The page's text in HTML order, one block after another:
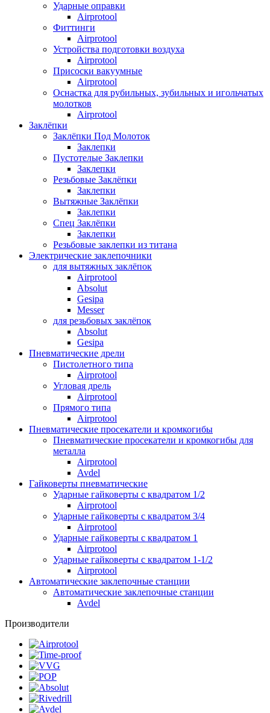
Ударные оправки
Airprotool
Фиттинги
Airprotool
Устройства подготовки воздуха
Airprotool
Присоски вакуумные
Airprotool
Оснастка для рубильных, зубильных и игольчатых
молотков
Airprotool
Заклёпки
Заклёпки Под Молоток
Заклепки
Пустотелые Заклепки
Заклепки
Резьбовые Заклёпки
Заклепки
Вытяжные Заклёпки
Заклепки
Спец Заклёпки
Заклепки
Резьбовые заклепки из титана
Электрические заклепочники
для вытяжных заклёпок
Airprotool
Absolut
Gesipa
Messer
для резьбовых заклёпок
Absolut
Gesipa
Пневматические дрели
Пистолетного типа
Airprotool
Угловая дрель
Airprotool
Прямого типа
Airprotool
Пневматические просекатели и кромкогибы
Пневматические просекатели и кромкогибы для
металла
Airprotool
Avdel
Гайковерты пневматические
Ударные гайковерты с квадратом 1/2
Airprotool
Ударные гайковерты с квадратом 3/4
Airprotool
Ударные гайковерты с квадратом 1
Airprotool
Ударные гайковерты с квадратом 1-1/2
Airprotool
Автоматические заклепочные станции
Автоматические заклепочные станции
Avdel
Производители